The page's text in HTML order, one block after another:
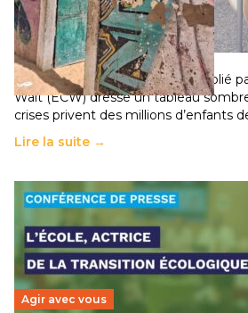
chocs climatiques et des
population
11 juillet 2026- National
Un nouveau rapport mondial publié
Wait (ECW) dresse un tableau
crises privent des millions d’enfants
Lire la suite →
Agir avec vous